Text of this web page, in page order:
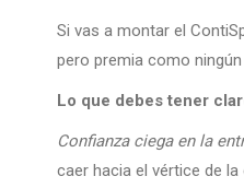
Si vas a montar el
pero premia como ningún
Lo que debes tener
Confianza ciega en la
caer hacia el vértice de